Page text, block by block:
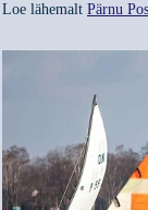
Loe lähemalt Pärnu